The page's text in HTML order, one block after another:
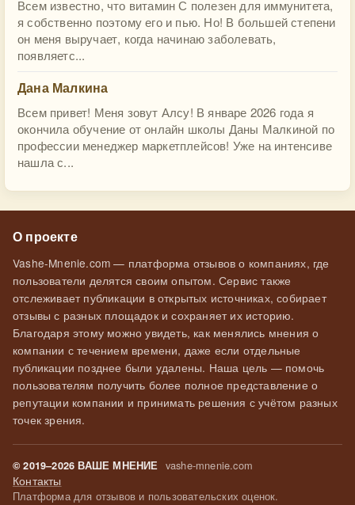
Всем известно, что витамин С полезен для иммунитета,
я собственно поэтому его и пью. Но! В большей степени
он меня выручает, когда начинаю заболевать,
появляетс...
Дана Малкина
Всем привет! Меня зовут Алсу! В январе 2026 года я
окончила обучение от онлайн школы Даны Малкиной по
профессии менеджер маркетплейсов! Уже на интенсиве
нашла с...
О проекте
Vashe-Mnenie.com — платформа отзывов о компаниях, где
пользователи делятся своим опытом. Сервис также
отслеживает публикации в открытых источниках, собирает
отзывы с разных площадок и сохраняет их историю.
Благодаря этому можно увидеть, как менялись мнения о
компании с течением времени, даже если отдельные
публикации позднее были удалены. Наша цель — помочь
пользователям получить более полное представление о
репутации компании и принимать решения с учётом разных
точек зрения.
© 2019–2026 ВАШЕ МНЕНИЕ vashe-mnenie.com
Контакты
Платформа для отзывов и пользовательских оценок.